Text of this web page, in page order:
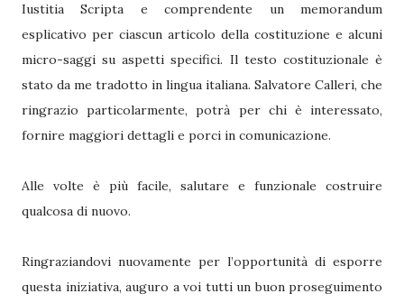
Iustitia Scripta e comprendente un memorandum
esplicativo per ciascun articolo della costituzione e alcuni
micro-saggi su aspetti specifici. Il testo costituzionale è
stato da me tradotto in lingua italiana. Salvatore Calleri, che
ringrazio particolarmente, potrà per chi è interessato,
fornire maggiori dettagli e porci in comunicazione.
Alle volte è più facile, salutare e funzionale costruire
qualcosa di nuovo.
Ringraziandovi nuovamente per l’opportunità di esporre
questa iniziativa, auguro a voi tutti un buon proseguimento